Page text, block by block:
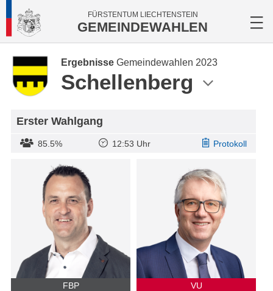
FÜRSTENTUM LIECHTENSTEIN
GEMEINDEWAHLEN
Ergebnisse Gemeindewahlen 2023
Schellenberg
Erster Wahlgang
85.5% 12:53 Uhr Protokoll
FBP VU